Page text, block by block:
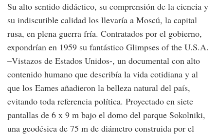
Su alto sentido didáctico, su comprensión de la ciencia y
su indiscutible calidad los llevaría a Moscú, la capital
rusa, en plena guerra fría. Contratados por el gobierno,
expondrían en 1959 su fantástico Glimpses of the U.S.A.
–Vistazos de Estados Unidos-, un documental con alto
contenido humano que describía la vida cotidiana y al
que los Eames añadieron la belleza natural del país,
evitando toda referencia política. Proyectado en siete
pantallas de 6 x 9 m bajo el domo del parque Sokolniki,
una geodésica de 75 m de diámetro construida por el